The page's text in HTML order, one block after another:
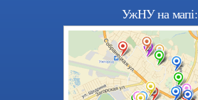
УжНУ на мапі: